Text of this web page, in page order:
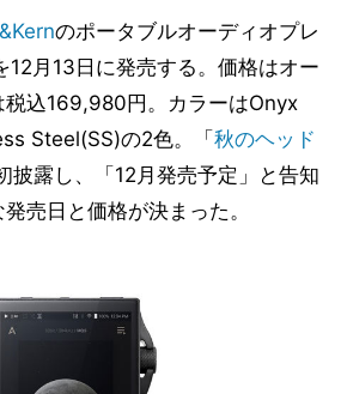
のポータブルオーディオプレ
月13日に発売する。価格はオー
税込169,980円。カラーはOnyx
Steel(SS)の2色。「 秋のヘッド
披露し、「12月発売予定」と告知
売日と価格が決まった。